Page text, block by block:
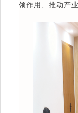
领作用、推动产